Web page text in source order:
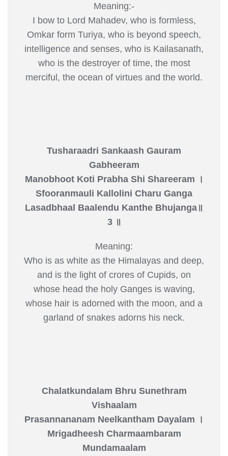
Meaning:-
I bow to Lord Mahadev, who is formless,
Omkar form Turiya, who is beyond speech,
intelligence and senses, who is Kailasanath,
who is the destroyer of time, the most
merciful, the ocean of virtues and the world.
Tusharaadri Sankaash Gauram
Gabheeram
Manobhoot Koti Prabha Shi Shareeram ।
Sfooranmauli Kallolini Charu Ganga
Lasadbhaal Baalendu Kanthe Bhujanga॥
3 ॥
Meaning:
Who is as white as the Himalayas and deep,
and is the light of crores of Cupids, on
whose head the holy Ganges is waving,
whose hair is adorned with the moon, and a
garland of snakes adorns his neck.
Chalatkundalam Bhru Sunethram
Vishaalam
Prasannananam Neelkantham Dayalam ।
Mrigadheesh Charmaambaram
Mundamaalam